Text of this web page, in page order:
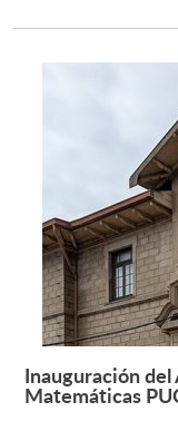
Inauguración
Matemáticas